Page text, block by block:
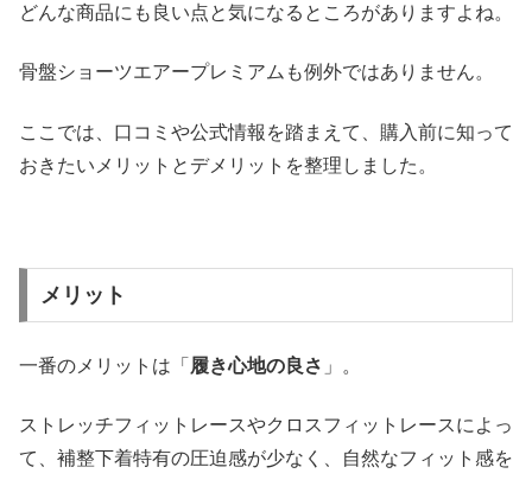
どんな商品にも良い点と気になるところがありますよね。
骨盤ショーツエアープレミアムも例外ではありません。
ここでは、口コミや公式情報を踏まえて、購入前に知って
おきたいメリットとデメリットを整理しました。
メリット
一番のメリットは「 履き心地の良さ 」。
ストレッチフィットレースやクロスフィットレースによっ
て、補整下着特有の圧迫感が少なく、自然なフィット感を